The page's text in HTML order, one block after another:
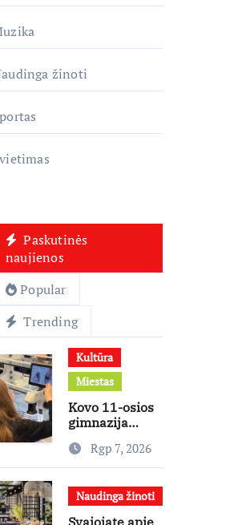
žinoti
Paskutinės
naujienos
Popular
Trending
Kultūra
Miestas
Kovo 11-osios
gimnazija
mokymosi
kultūrą: nuo
žinių kaupimo
– prie jų
supratimo ir
Rgp 7, 2026
Naudinga žinoti
Svajojate apie